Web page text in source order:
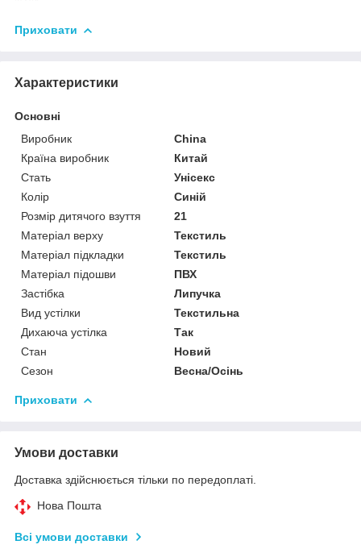
Приховати
Характеристики
Основні
Виробник
China
Країна виробник
Китай
Стать
Унісекс
Колір
Синій
Розмір дитячого взуття
21
Матеріал верху
Текстиль
Матеріал підкладки
Текстиль
Матеріал підошви
ПВХ
Застібка
Липучка
Вид устілки
Текстильна
Дихаюча устілка
Так
Стан
Новий
Сезон
Весна/Осінь
Приховати
Умови доставки
Доставка здійснюється тільки по передоплаті.
Нова Пошта
Всі умови доставки